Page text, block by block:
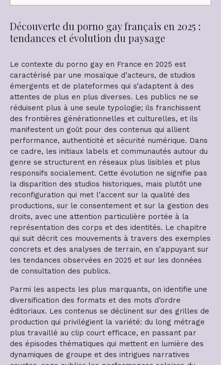
Découverte du porno gay français en 2025 :
tendances et évolution du paysage
Le contexte du porno gay en France en 2025 est
caractérisé par une mosaïque d’acteurs, de studios
émergents et de plateformes qui s’adaptent à des
attentes de plus en plus diverses. Les publics ne se
réduisent plus à une seule typologie; ils franchissent
des frontières générationnelles et culturelles, et ils
manifestent un goût pour des contenus qui allient
performance, authenticité et sécurité numérique. Dans
ce cadre, les initiaux labels et communautés autour du
genre se structurent en réseaux plus lisibles et plus
responsifs socialement. Cette évolution ne signifie pas
la disparition des studios historiques, mais plutôt une
reconfiguration qui met l’accent sur la qualité des
productions, sur le consentement et sur la gestion des
droits, avec une attention particulière portée à la
représentation des corps et des identités. Le chapitre
qui suit décrit ces mouvements à travers des exemples
concrets et des analyses de terrain, en s’appuyant sur
les tendances observées en 2025 et sur les données
de consultation des publics.
Parmi les aspects les plus marquants, on identifie une
diversification des formats et des mots d’ordre
éditoriaux. Les contenus se déclinent sur des grilles de
production qui privilégient la variété: du long métrage
plus travaillé au clip court efficace, en passant par
des épisodes thématiques qui mettent en lumière des
dynamiques de groupe et des intrigues narratives